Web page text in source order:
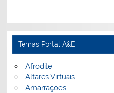
Temas Portal A&E
Afrodite
Altares Virtuais
Amarrações